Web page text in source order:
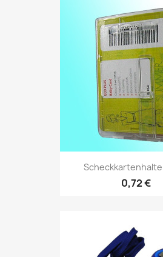
0,72 €